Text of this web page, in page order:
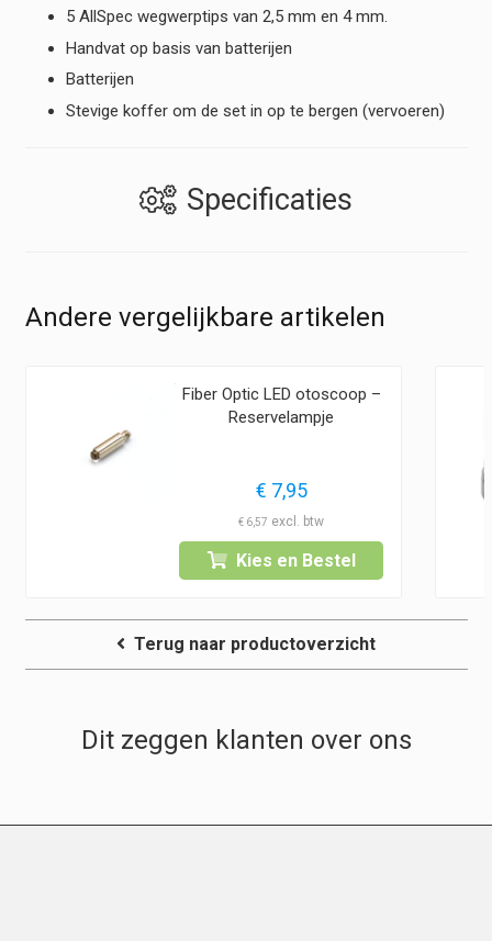
5 AllSpec wegwerptips van 2,5 mm en 4 mm.
Handvat op basis van batterijen
Batterijen
Stevige koffer om de set in op te bergen (vervoeren)
Specificaties
Andere vergelijkbare artikelen
Fiber Optic LED otoscoop –
Reservelampje
€ 7,95
€ 6,57
Kies en Bestel
Terug naar productoverzicht
Dit zeggen klanten over ons